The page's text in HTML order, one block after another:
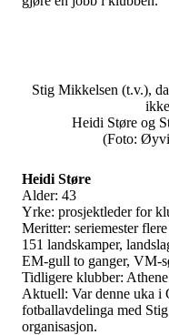
Stig Mikkelsen (t.v.),
Heidi Støre og
(Foto:
Heidi Støre
Alder: 43
Yrke: prosjektleder for
Meritter: seriemester
151 landskamper,
EM-gull to ganger, VM-
Tidligere klubber:
Aktuell: Var denne uka
fotballavdelinga med
organisasjon.